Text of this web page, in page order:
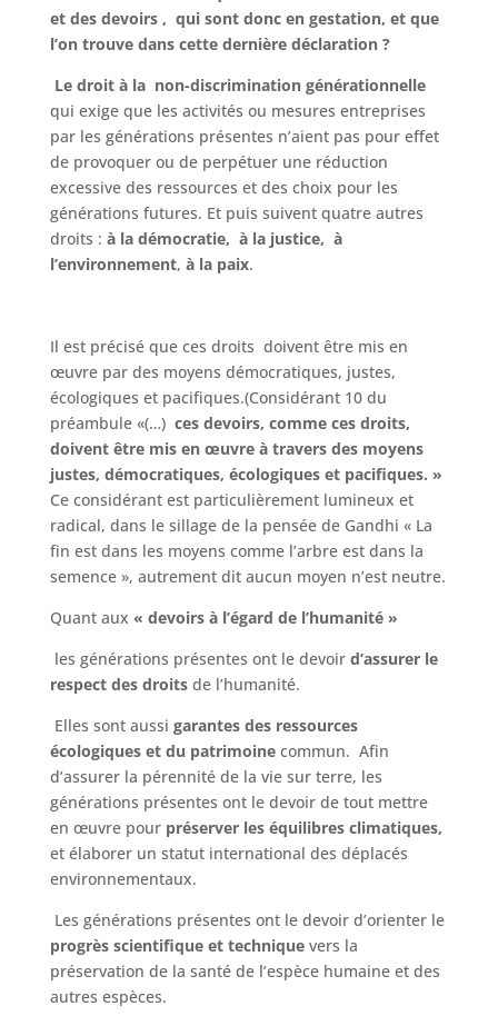
et des devoirs , qui sont donc en gestation, et que
l’on trouve dans cette dernière déclaration ?
Le droit à la non-discrimination générationnelle
qui exige que les activités ou mesures entreprises
par les générations présentes n’aient pas pour effet
de provoquer ou de perpétuer une réduction
excessive des ressources et des choix pour les
générations futures. Et puis suivent quatre autres
droits : à la démocratie, à la justice, à
l’environnement, à la paix.
Il est précisé que ces droits doivent être mis en
œuvre par des moyens démocratiques, justes,
écologiques et pacifiques.(Considérant 10 du
préambule «(…) ces devoirs, comme ces droits,
doivent être mis en œuvre à travers des moyens
justes, démocratiques, écologiques et pacifiques. »
Ce considérant est particulièrement lumineux et
radical, dans le sillage de la pensée de Gandhi « La
fin est dans les moyens comme l’arbre est dans la
semence », autrement dit aucun moyen n’est neutre.
Quant aux « devoirs à l’égard de l’humanité »
les générations présentes ont le devoir d’assurer le
respect des droitsde l’humanité.
Elles sont aussi garantes des ressources
écologiques et du patrimoinecommun. Afin
d’assurer la pérennité de la vie sur terre, les
générations présentes ont le devoir de tout mettre
en œuvre pour préserver les équilibres climatiques,
et élaborer un statut international des déplacés
environnementaux.
Les générations présentes ont le devoir d’orienter le
progrès scientifique et techniquevers la
préservation de la santé de l’espèce humaine et des
autres espèces.